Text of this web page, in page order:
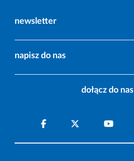
newsletter
napisz do nas
dołącz do nas